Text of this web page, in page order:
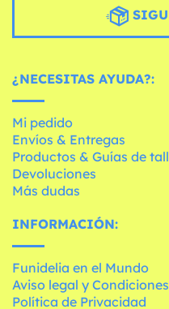
¿NECESITAS AYUDA?:
Mi pedido
Envíos & Entregas
Productos & Guías de
Devoluciones
Más dudas
INFORMACIÓN:
Funidelia en el Mundo
Aviso legal y
Política de Privacidad